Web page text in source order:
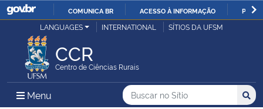
IR
COMUNICA BR ACESSO À INFORMAÇÃO
Ministério da Justiça e Segurança Pública
Ministério da Defesa
LANGUAGES INTERNATIONAL SÍTIOS DA UFSM
CCR
Centro de Ciências Rurais
Menu Menu Principal do Sítio
Busca
Buscar no no Sítio
Busca: